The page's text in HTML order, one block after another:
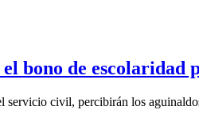
bono de
servicio civil, percibirán los